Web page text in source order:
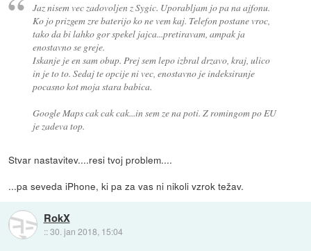
Jaz nisem vec zadovoljen z Sygic. Uporabljam jo pa na ajfonu.
Ko jo prizgem zre baterijo ko ne vem kaj. Telefon postane vroc,
tako da bi lahko gor spekel jajca...pretiravam, ampak ja
enostavno se greje.
Iskanje je en sam obup. Prej sem lepo izbral drzavo, kraj, ulico
in je to to. Sedaj te opcije ni vec, enostavno je indeksiranje
pocasno kot moja stara babica.
Google Maps cak cak cak...in sem ze na poti. Z romingom po EU
je zadeva top.
Stvar nastavitev....resi tvoj problem....
...pa seveda iPhone, ki pa za vas ni nikoli vzrok težav.
RokX
::30. jan 2018, 15:04